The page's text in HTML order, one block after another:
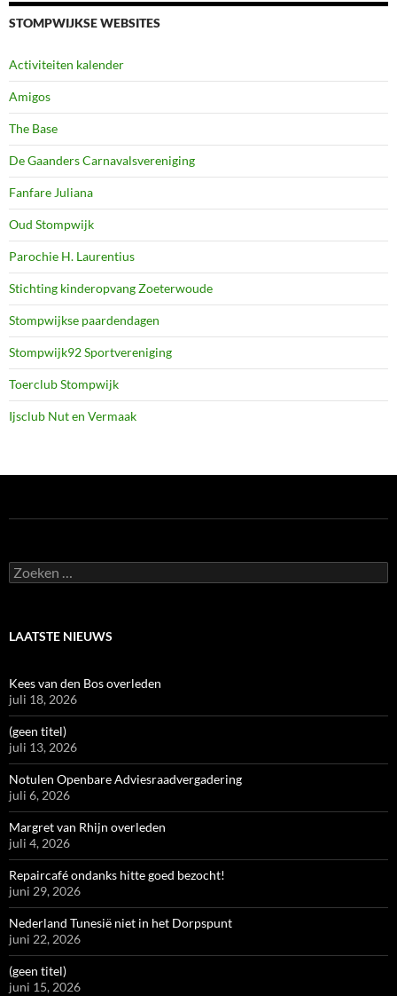
STOMPWIJKSE WEBSITES
Activiteiten kalender
Amigos
The Base
De Gaanders Carnavalsvereniging
Fanfare Juliana
Oud Stompwijk
Parochie H. Laurentius
Stichting kinderopvang Zoeterwoude
Stompwijkse paardendagen
Stompwijk92 Sportvereniging
Toerclub Stompwijk
Ijsclub Nut en Vermaak
Zoeken
naar:
LAATSTE NIEUWS
Kees van den Bos overleden
juli 18, 2026
(geen titel)
juli 13, 2026
Notulen Openbare Adviesraadvergadering
juli 6, 2026
Margret van Rhijn overleden
juli 4, 2026
Repaircafé ondanks hitte goed bezocht!
juni 29, 2026
Nederland Tunesië niet in het Dorpspunt
juni 22, 2026
(geen titel)
juni 15, 2026